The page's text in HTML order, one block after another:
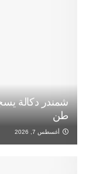
طن
أغسطس 7, 2026